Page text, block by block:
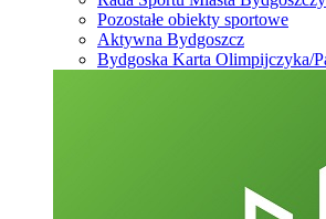
Pozostałe obiekty sportowe
Aktywna Bydgoszcz
Bydgoska Karta Olimpijczyka/